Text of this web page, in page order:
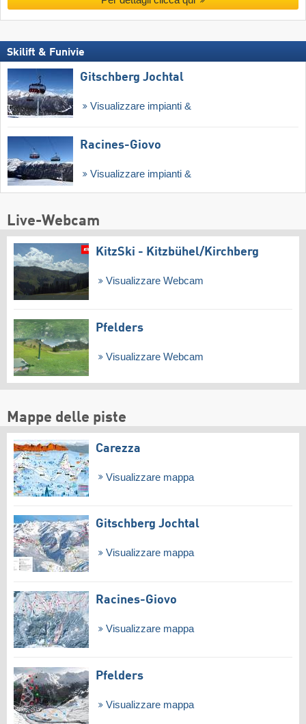
Skilift & Funivie
Gitschberg Jochtal
Visualizzare impianti &
Racines-Giovo
Visualizzare impianti &
Live-Webcam
KitzSki - Kitzbühel/​Kirchberg
Visualizzare Webcam
Pfelders
Visualizzare Webcam
Mappe delle piste
Carezza
Visualizzare mappa
Gitschberg Jochtal
Visualizzare mappa
Racines-Giovo
Visualizzare mappa
Pfelders
Visualizzare mappa